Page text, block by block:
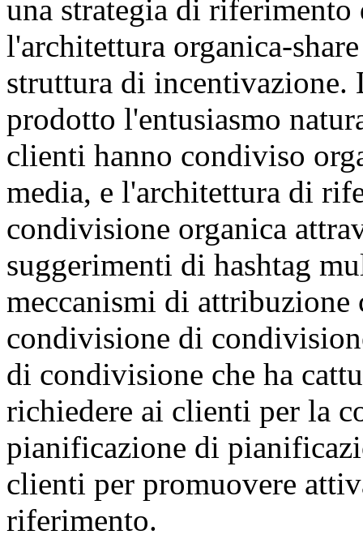
una strategia di riferimento
l'architettura organica-
struttura di incentivazione.
prodotto l'entusiasmo
clienti hanno condiviso
media, e l'architettura di
condivisione organica
suggerimenti di hashtag
meccanismi di attribuzione
condivisione di
di condivisione che ha
richiedere ai clienti per la
pianificazione di
clienti per promuovere
riferimento.